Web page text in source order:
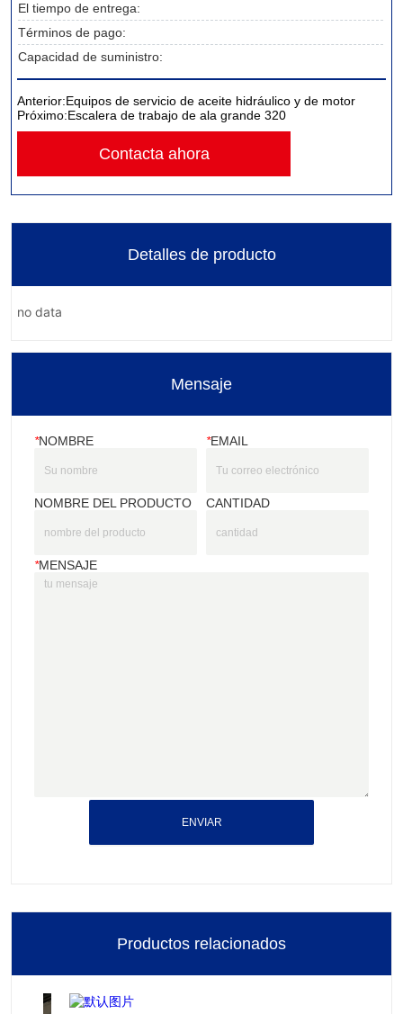
El tiempo de entrega:
Términos de pago:
Capacidad de suministro:
Anterior:Equipos de servicio de aceite hidráulico y de motor
Próximo:Escalera de trabajo de ala grande 320
Contacta ahora
Detalles de producto
no data
Mensaje
*NOMBRE *EMAIL
NOMBRE DEL PRODUCTO CANTIDAD
*MENSAJE
ENVIAR
Productos relacionados